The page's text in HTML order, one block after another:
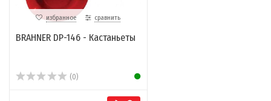
избранное сравнить
BRAHNER DP-146 - Кастаньеты
(0)